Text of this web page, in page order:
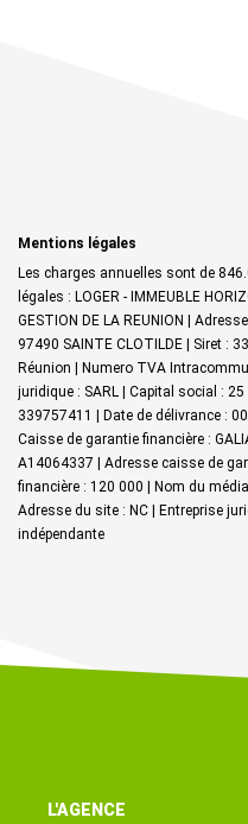
Mentions légales
Les charges annuelles sont de
légales : LOGER - IMMEUBLE
GESTION DE LA REUNION |
97490 SAINTE CLOTILDE | Siret :
Réunion | Numero TVA
juridique : SARL | Capital social :
339757411 | Date de délivrance :
Caisse de garantie financière :
A14064337 | Adresse caisse de
financière : 120 000 | Nom du
Adresse du site : NC | Entreprise
indépendante
L'AGENCE